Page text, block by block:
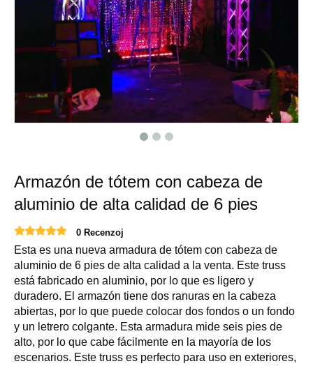
Armazón de tótem con cabeza de
aluminio de alta calidad de 6 pies
0 Recenzoj
Esta es una nueva armadura de tótem con cabeza de
aluminio de 6 pies de alta calidad a la venta. Este truss
está fabricado en aluminio, por lo que es ligero y
duradero. El armazón tiene dos ranuras en la cabeza
abiertas, por lo que puede colocar dos fondos o un fondo
y un letrero colgante. Esta armadura mide seis pies de
alto, por lo que cabe fácilmente en la mayoría de los
escenarios. Este truss es perfecto para uso en exteriores,